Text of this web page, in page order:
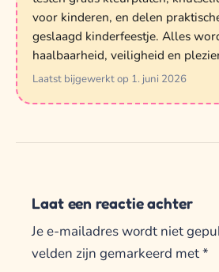
voor kinderen, en delen
geslaagd kinderfeestje. Alles
haalbaarheid, veiligheid en
Laatst bijgewerkt op 1. juni 2026
Laat een reactie achter
Je e-mailadres wordt niet
velden zijn gemarkeerd met*